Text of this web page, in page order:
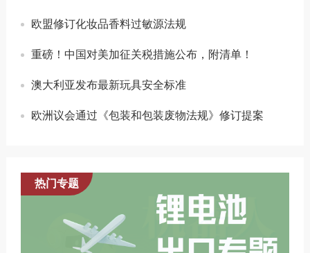
欧盟修订化妆品香料过敏源法规
重磅！中国对美加征关税措施公布，附清单！
澳大利亚发布最新玩具安全标准
欧洲议会通过《包装和包装废物法规》修订提案
热门专题